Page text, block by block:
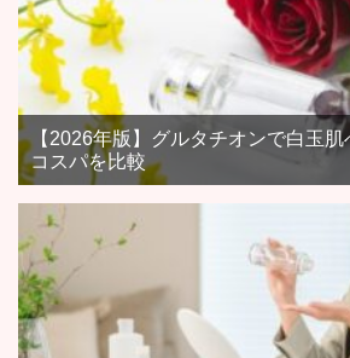
【2026年版】グルタチオンで白玉
コスパを比較